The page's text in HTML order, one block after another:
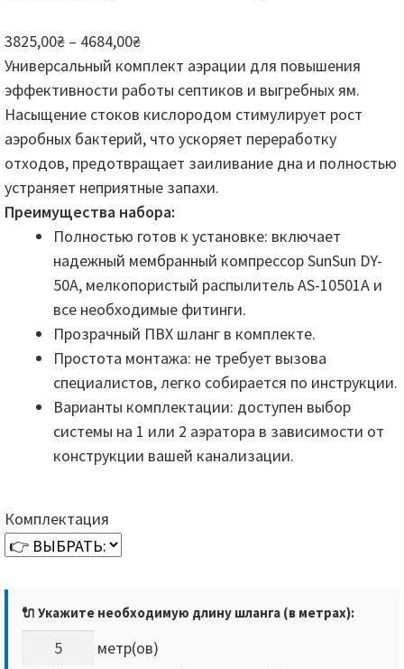
5.00из 5 на
основе
опроса
пользовател
ей
3825,00₴ – 4684,00₴Диапазон
цен:
3825,00₴
–
4684,00₴
Универсальный комплект аэрации для повышения
эффективности работы септиков и выгребных ям.
Насыщение стоков кислородом стимулирует рост
аэробных бактерий, что ускоряет переработку
отходов, предотвращает заиливание дна и полностью
устраняет неприятные запахи.
Преимущества набора:
Полностью готов к установке: включает
надежный мембранный компрессор SunSun DY-
50А, мелкопористый распылитель AS-10501A и
все необходимые фитинги.
Прозрачный ПВХ шланг в комплекте.
Простота монтажа: не требует вызова
специалистов, легко собирается по инструкции.
Варианты комплектации: доступен выбор
системы на 1 или 2 аэратора в зависимости от
конструкции вашей канализации.
Комплектация
🔌 Укажите необходимую длину шланга (в метрах):
метр(ов)